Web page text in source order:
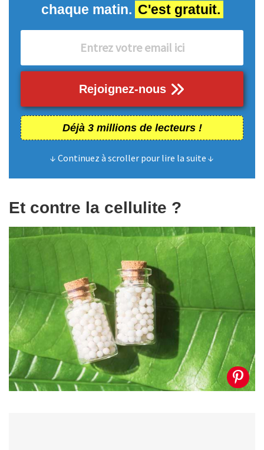
chaque matin. C'est gratuit.
Rejoignez-nous
Déjà 3 millions de lecteurs !
↓ Continuez à scroller pour lire la suite ↓
Et contre la cellulite ?